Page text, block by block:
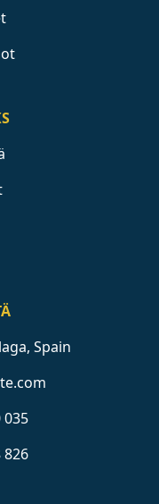
Spain
035
826